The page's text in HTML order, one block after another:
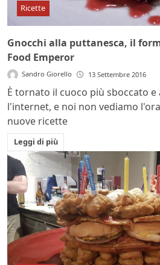
Ricette
Gnocchi alla puttanesca, il
Food Emperor
Sandro Giorello 13 Settembre 2016
È tornato il cuoco più sboccato
l'internet, e noi non vediamo
nuove ricette
Leggi di più